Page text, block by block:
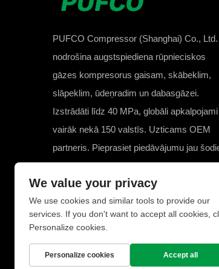
PUFCO Compressor (Shanghai) Co., Ltd.
nodrošina augstspiediena rūpnieciskos
gāzes kompresorus gaisam, skābeklim,
slāpeklim, ūdeņradim un dabasgāzei.
Izstrādāti līdz 40 MPa, globāli apkalpojami
vairāk nekā 150 valstīs. Uzticams OEM
partneris. Pieprasiet piedāvājumu jau
Autortiesības © 2025 PUFCO Compressor
We value your privacy
We use cookies and similar tools to provide our
services. If you don't want to accept all cookies,
Personalize cookies.
Personalize cookies Accept all